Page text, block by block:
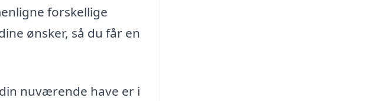
forskellige
ønsker, så du får en
nuværende have er i